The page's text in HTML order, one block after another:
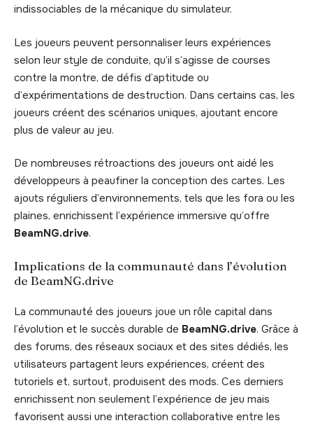
indissociables de la mécanique du simulateur.
Les joueurs peuvent personnaliser leurs expériences
selon leur style de conduite, qu’il s’agisse de courses
contre la montre, de défis d’aptitude ou
d’expérimentations de destruction. Dans certains cas, les
joueurs créent des scénarios uniques, ajoutant encore
plus de valeur au jeu.
De nombreuses rétroactions des joueurs ont aidé les
développeurs à peaufiner la conception des cartes. Les
ajouts réguliers d’environnements, tels que les fora ou les
plaines, enrichissent l’expérience immersive qu’offre
BeamNG.drive.
Implications de la communauté dans l’évolution
de BeamNG.drive
La communauté des joueurs joue un rôle capital dans
l’évolution et le succès durable de BeamNG.drive. Grâce à
des forums, des réseaux sociaux et des sites dédiés, les
utilisateurs partagent leurs expériences, créent des
tutoriels et, surtout, produisent des mods. Ces derniers
enrichissent non seulement l’expérience de jeu mais
favorisent aussi une interaction collaborative entre les